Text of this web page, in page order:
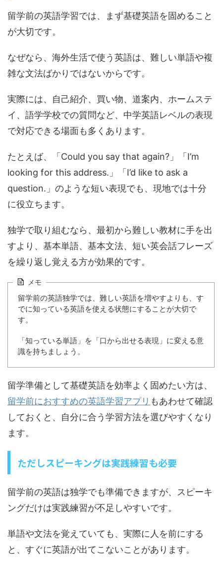
留学前の英語学習では、まず基礎英語を固めること
が大切です。
なぜなら、海外生活で使う英語は、難しい単語や複
雑な文法ばかりではないからです。
実際には、自己紹介、買い物、道案内、ホームステ
イ、語学学校での質問など、中学英語レベルの表現
で対応できる場面も多くあります。
たとえば、「Could you say that again?」「I’m
looking for this address.」「I’d like to ask a
question.」のような短い表現でも、現地では十分
に役立ちます。
独学で取り組むなら、最初から難しい教材に手を出
すより、基本単語、基本文法、短い英会話フレーズ
を繰り返し覚える方が効果的です。
メモ
留学前の英語独学では、難しい英語を増やすよりも、す
でに知っている英語を使える状態にすることが大切で
す。
「知っている単語」を「口から出せる表現」に変える意
識を持ちましょう。
留学準備として基礎英語を効率よく固めたい方は、
留学前におすすめの英語学習アプリ もあわせて確認
しておくと、自分に合う学習方法を選びやすくなり
ます。
ただしスピーキングは実践練習も必要
留学前の英語は独学でも準備できますが、スピーキ
ングだけは実践練習が不足しやすいです。
単語や文法を覚えていても、実際に人を前にする
と、すぐに英語が出てこないことがあります。